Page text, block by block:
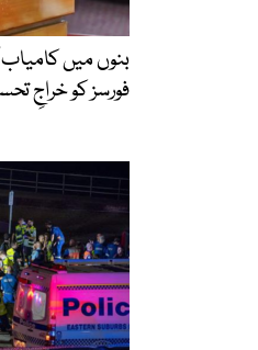
بنوں میں
فورسز کو خراجِ